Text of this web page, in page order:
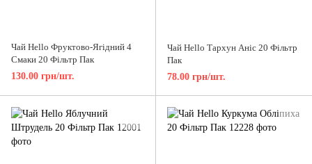
Чай Hello Фруктово-Ягідний 4
Смаки 20 Фільтр Пак
130.00 грн/шт.
Чай Hello Тархун Аніс 20 Фільтр
Пак
78.00 грн/шт.